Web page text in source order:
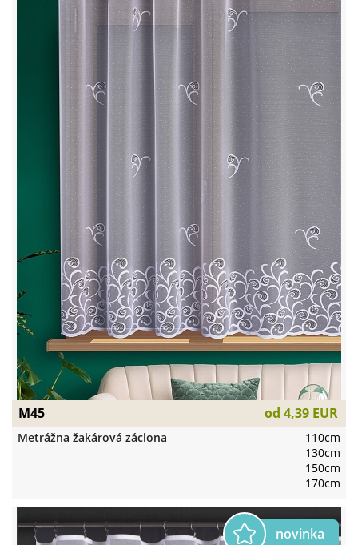
M45 od 4,39 EUR
Metrážna žakárová záclona
110cm
130cm
150cm
170cm